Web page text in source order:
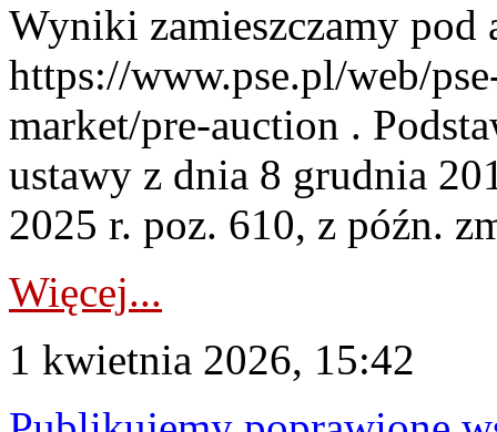
Wyniki zamieszczamy pod
https://www.pse.pl/web/
market/pre-auction .
ustawy z dnia 8 grudnia
2025 r. poz. 610, z późn.
Więcej...
1 kwietnia 2026, 15:42